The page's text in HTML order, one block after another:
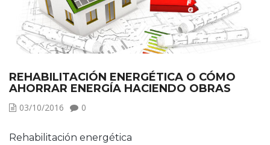
REHABILITACIÓN ENERGÉTICA O CÓMO
AHORRAR ENERGÍA HACIENDO OBRAS
03/10/2016 0
Rehabilitación energética